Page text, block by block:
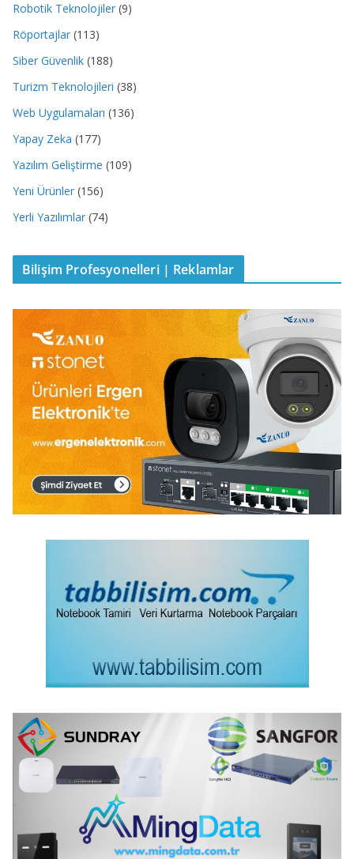
Robotik Teknolojiler (9)
Röportajlar (113)
Siber Güvenlik (188)
Turizm Teknolojileri (38)
Web Uygulamaları (136)
Yapay Zeka (177)
Yazılım Geliştirme (109)
Yeni Ürünler (156)
Yerli Yazılımlar (74)
Bilişim Profesyonelleri | Reklamlar